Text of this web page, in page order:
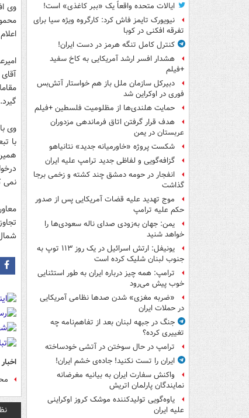
ایالات متحده واقعاً یک «ببر کاغذی» است!
نیویورک تایمز فاش کرد: کارگروه ویژه سیا برای
تفرقه افکنی در کوبا
کنترل کامل تنگه هرمز در دست ایران!
هشدار افسر ارشد آمریکایی به کاخ سفید
+فیلم
دبیرکل سازمان ملل باز هم خواستار آتش‌بس
فوری در اوکراین شد
حمایت هلندی‌ها از مظلومیت فلسطین +فیلم
هدف قرار گرفتن اتاق‌ فرماندهی مزدوران
عربستان در یمن
شکست پروژه «خاورمیانه جدید» نتانیاهو
گزافه‌گویی و لفاظی جدید ترامپ علیه ایران
انفجار در حومه دمشق چند کشته و زخمی برجا
گذاشت
موج تهدید علیه قضات آمریکایی پس از صدور
حکم علیه ترامپ
یمن: جهان به‌زودی صدای ناله سعودی‌ها را
خواهد شنید
یونیفل: ارتش اسرائیل در یک روز ۱۱۳ توپ به
جنوب لبنان شلیک کرده است
ترامپ: همه چیز درباره ایران به طور استثنایی
خوب پیش می‌رود
«ضربه مغزی» شدن صدها نظامی آمریکایی
در حملات ایران
جنگ در جبهه لبنان بعد از تفاهم‌نامه چه
تغییری کرده؟
ترامپ در حال سوختن در آتشی خودساخته
ایران را تست نکنید! جاده‌ی خشم ایران!
واکنش سفارت ایران به بیانیه مغرضانه
نمایندگان پارلمان اتریش
یاوه‌گویی تولیدکننده موشک کروز اوکراینی
علیه ایران
وی
گیرد.
وی
با
نمی